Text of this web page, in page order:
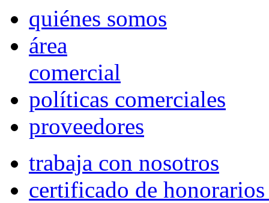
quiénes somos
área
comercial
políticas comerciales
proveedores
trabaja con nosotros
certificado de